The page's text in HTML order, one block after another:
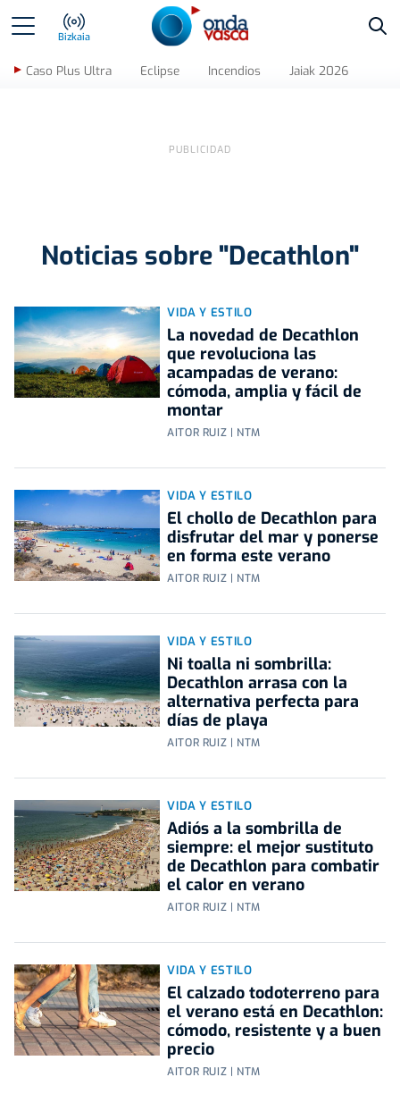
Bizkaia
Caso Plus Ultra Eclipse Incendios Jaiak 2026
Noticias sobre "Decathlon"
VIDA Y ESTILO
La novedad de Decathlon
que revoluciona las
acampadas de verano:
cómoda, amplia y fácil de
montar
AITOR RUIZ | NTM
VIDA Y ESTILO
El chollo de Decathlon para
disfrutar del mar y ponerse
en forma este verano
AITOR RUIZ | NTM
VIDA Y ESTILO
Ni toalla ni sombrilla:
Decathlon arrasa con la
alternativa perfecta para
días de playa
AITOR RUIZ | NTM
VIDA Y ESTILO
Adiós a la sombrilla de
siempre: el mejor sustituto
de Decathlon para combatir
el calor en verano
AITOR RUIZ | NTM
VIDA Y ESTILO
El calzado todoterreno para
el verano está en Decathlon:
cómodo, resistente y a buen
precio
AITOR RUIZ | NTM